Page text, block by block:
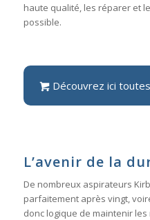
haute qualité, les réparer et
possible.
Découvrez ici
L’avenir de la
De nombreux aspirateurs
parfaitement après vingt,
donc logique de maintenir